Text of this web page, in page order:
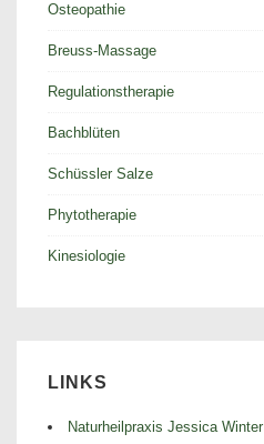
Osteopathie
Breuss-Massage
Regulationstherapie
Bachblüten
Schüssler Salze
Phytotherapie
Kinesiologie
LINKS
Naturheilpraxis Jessica Winter